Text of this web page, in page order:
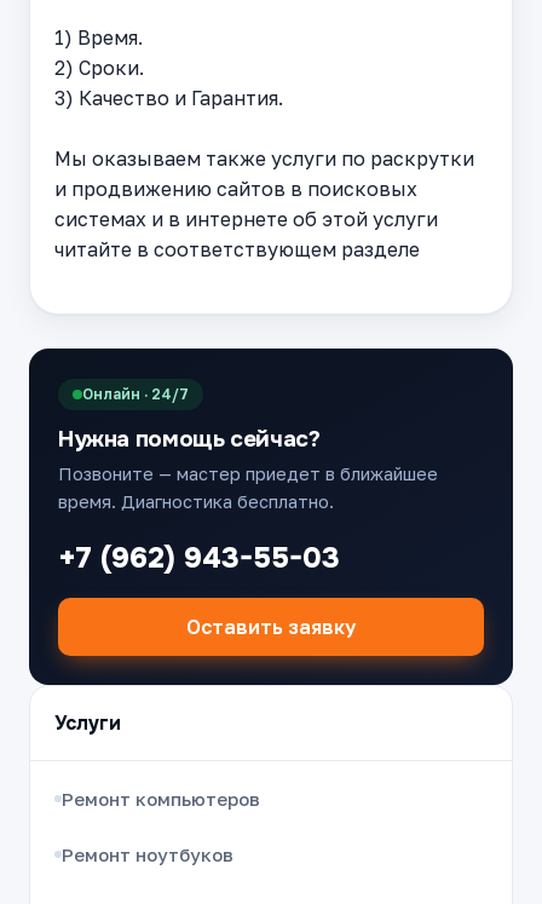
1) Время.
2) Сроки.
3) Качество и Гарантия.
Мы оказываем также услуги по раскрутки
и продвижению сайтов в поисковых
системах и в интернете об этой услуги
читайте в соответствующем разделе
Онлайн · 24/7
Нужна помощь сейчас?
Позвоните — мастер приедет в ближайшее
время. Диагностика бесплатно.
+7 (962) 943-55-03
Оставить заявку
Услуги
Ремонт компьютеров
Ремонт ноутбуков